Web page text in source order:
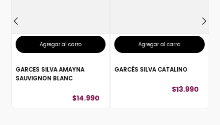
Agregar al carro
GARCES SILVA AMAYNA
SAUVIGNON BLANC
$14.990
Agregar al carro
GARCÉS SILVA CATALINO
$13.990